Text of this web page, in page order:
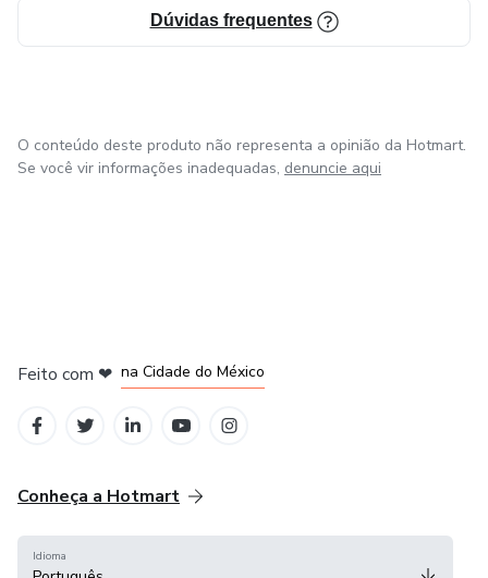
Dúvidas frequentes
O conteúdo deste produto não representa a opinião da Hotmart.
Se você vir informações inadequadas, denuncie aqui
Feito com ❤ na Cidade do México
Conheça a Hotmart
Idioma